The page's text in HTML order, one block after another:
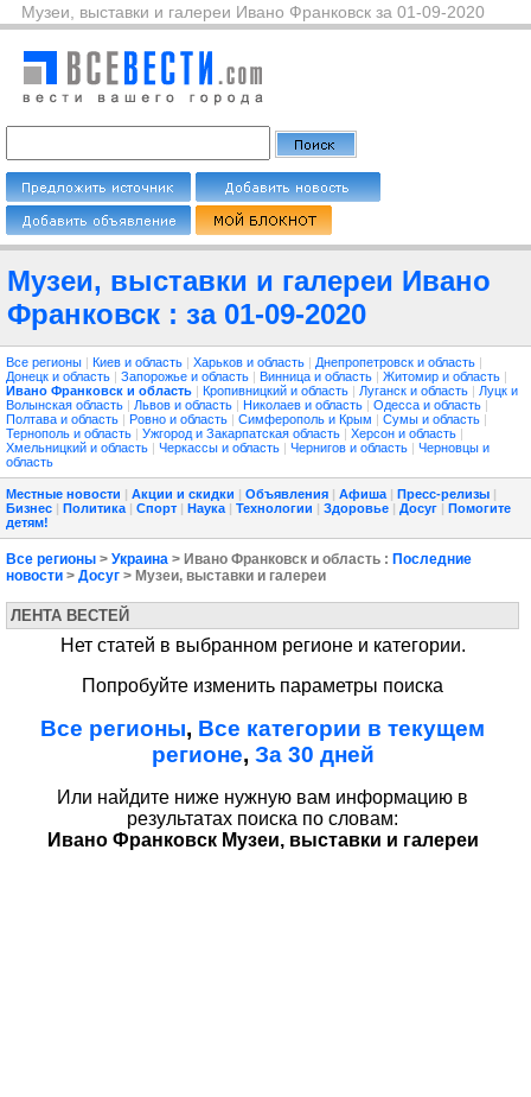
Музеи, выставки и галереи Ивано Франковск за 01-09-2020
Музеи, выставки и галереи Ивано
Франковск : за 01-09-2020
Все регионы | Киев и область | Харьков и область | Днепропетровск и область |
Донецк и область | Запорожье и область | Винница и область | Житомир и область |
Ивано Франковск и область | Кропивницкий и область | Луганск и область | Луцк и
Волынская область | Львов и область | Николаев и область | Одесса и область |
Полтава и область | Ровно и область | Симферополь и Крым | Сумы и область |
Тернополь и область | Ужгород и Закарпатская область | Херсон и область |
Хмельницкий и область | Черкассы и область | Чернигов и область | Черновцы и
область
Местные новости | Акции и скидки | Объявления | Афиша | Пресс-релизы |
Бизнес | Политика | Спорт | Наука | Технологии | Здоровье | Досуг | Помогите
детям!
Все регионы > Украина > Ивано Франковск и область : Последние
новости > Досуг > Музеи, выставки и галереи
ЛЕНТА ВЕСТЕЙ
Нет статей в выбранном регионе и категории.
Попробуйте изменить параметры поиска
Все регионы, Все категории в текущем
регионе, За 30 дней
Или найдите ниже нужную вам информацию в
результатах поиска по словам:
Ивано Франковск Музеи, выставки и галереи